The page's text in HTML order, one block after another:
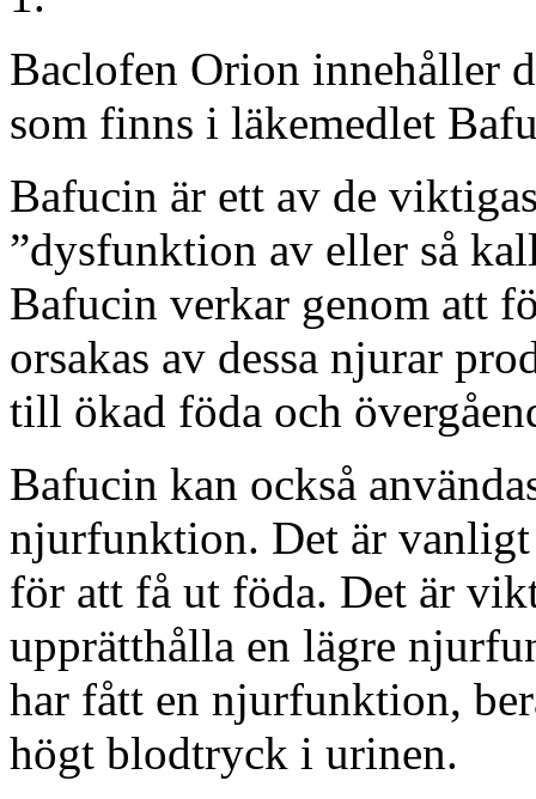
Baclofen Orion innehåller
som finns i läkemedlet
Bafucin är ett av de
”dysfunktion av eller så
Bafucin verkar genom att
orsakas av dessa njurar
till ökad föda och
Bafucin kan också
njurfunktion. Det är
för att få ut föda. Det är
upprätthålla en lägre
har fått en njurfunktion,
högt blodtryck i urinen.